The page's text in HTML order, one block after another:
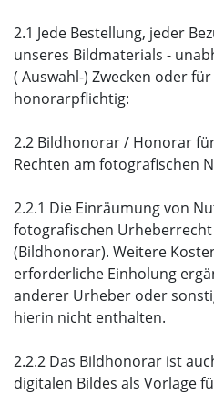
2.1 Jede Bestellung, jeder
unseres Bildmaterials -
( Auswahl-) Zwecken oder
honorarpflichtig:
2.2 Bildhonorar / Honorar
Rechten am fotografischen
2.2.1 Die Einräumung von
fotografischen
(Bildhonorar). Weitere
erforderliche Einholung
anderer Urheber oder
hierin nicht enthalten.
2.2.2 Das Bildhonorar ist
digitalen Bildes als Vorlage